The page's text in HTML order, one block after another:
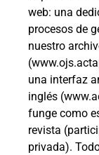
web: una
procesos de
nuestro
una interfaz
inglés
funge como
revista
privada).